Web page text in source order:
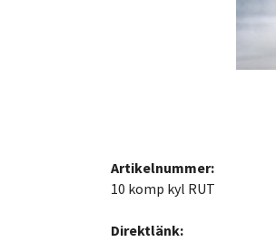
Artikelnummer:
10 komp kyl RUT
Direktlänk: